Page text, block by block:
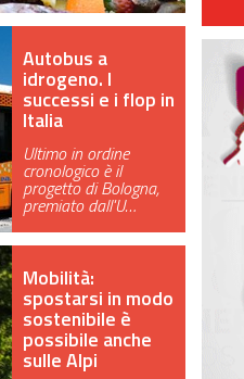
Autobus a
idrogeno. I
successi e i flop in
Italia
Ultimo in ordine
cronologico è il
progetto di Bologna,
premiato dall'U…
Mobilità:
spostarsi in modo
sostenibile è
possibile anche
sulle Alpi